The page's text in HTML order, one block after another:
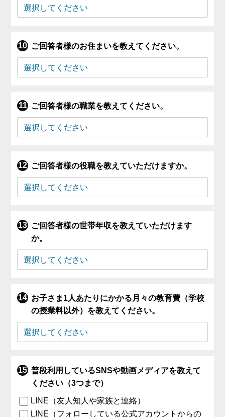
ご回答者様のお住まいを教えてください。
ご回答者様の職業を教えてください。
ご回答者様の役職を教えていただけますか。
ご回答者様の世帯年収を教えていただけます
か。
お子さま1人あたりにかかる月々の教育費（学校
の授業料以外）を教えてください。
普段利用しているSNSや動画メディアを教えて
ください（3つまで）
LINE（友人知人や家族と連絡）
LINE（フォローしている公式アカウントからの